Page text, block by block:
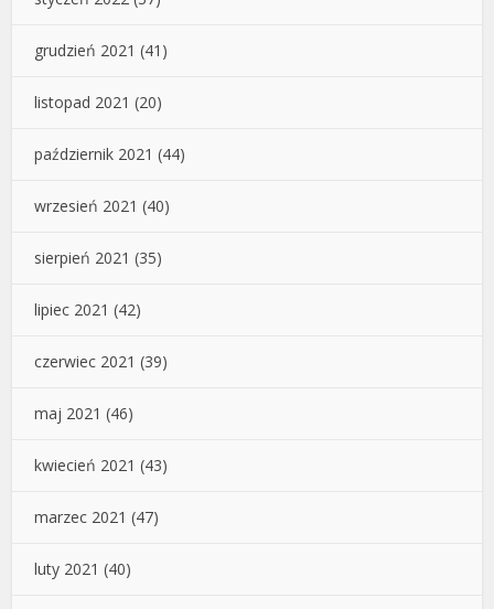
grudzień 2021 (41)
listopad 2021 (20)
październik 2021 (44)
wrzesień 2021 (40)
sierpień 2021 (35)
lipiec 2021 (42)
czerwiec 2021 (39)
maj 2021 (46)
kwiecień 2021 (43)
marzec 2021 (47)
luty 2021 (40)